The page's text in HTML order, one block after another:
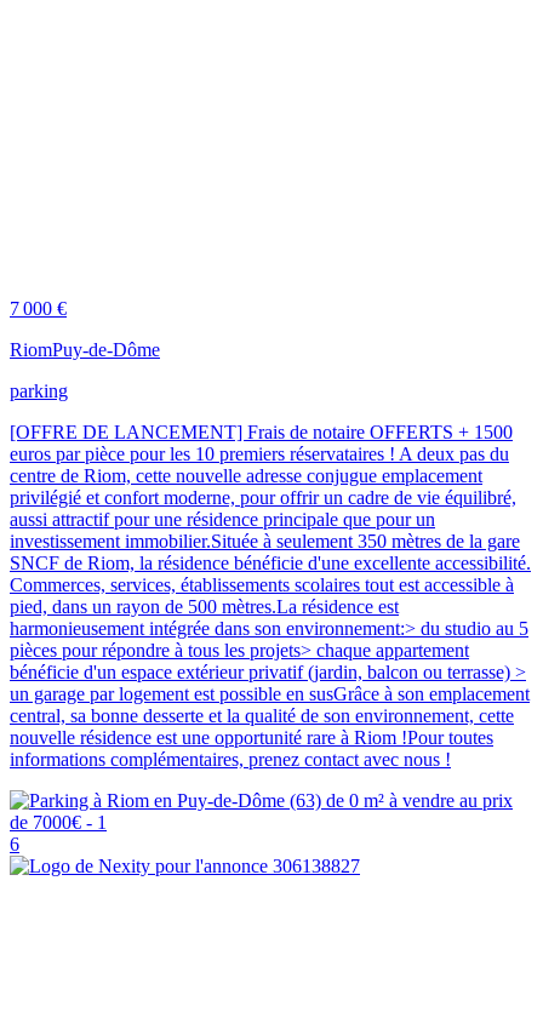
7 000 €
RiomPuy-de-Dôme
parking
[OFFRE DE LANCEMENT] Frais de notaire OFFERTS + 1500
euros par pièce pour les 10 premiers réservataires ! A deux pas du
centre de Riom, cette nouvelle adresse conjugue emplacement
privilégié et confort moderne, pour offrir un cadre de vie équilibré,
aussi attractif pour une résidence principale que pour un
investissement immobilier.Située à seulement 350 mètres de la gare
SNCF de Riom, la résidence bénéficie d'une excellente accessibilité.
Commerces, services, établissements scolaires tout est accessible à
pied, dans un rayon de 500 mètres.La résidence est
harmonieusement intégrée dans son environnement:> du studio au 5
pièces pour répondre à tous les projets> chaque appartement
bénéficie d'un espace extérieur privatif (jardin, balcon ou terrasse) >
un garage par logement est possible en susGrâce à son emplacement
central, sa bonne desserte et la qualité de son environnement, cette
nouvelle résidence est une opportunité rare à Riom !Pour toutes
informations complémentaires, prenez contact avec nous !
6